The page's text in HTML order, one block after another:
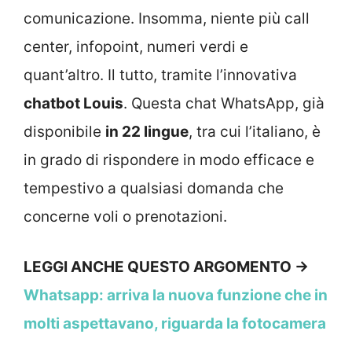
comunicazione. Insomma, niente più call
center, infopoint, numeri verdi e
quant’altro. Il tutto, tramite l’innovativa
chatbot Louis. Questa chat WhatsApp, già
disponibile in 22 lingue, tra cui l’italiano, è
in grado di rispondere in modo efficace e
tempestivo a qualsiasi domanda che
concerne voli o prenotazioni.
LEGGI ANCHE QUESTO ARGOMENTO →
Whatsapp: arriva la nuova funzione che in
molti aspettavano, riguarda la fotocamera